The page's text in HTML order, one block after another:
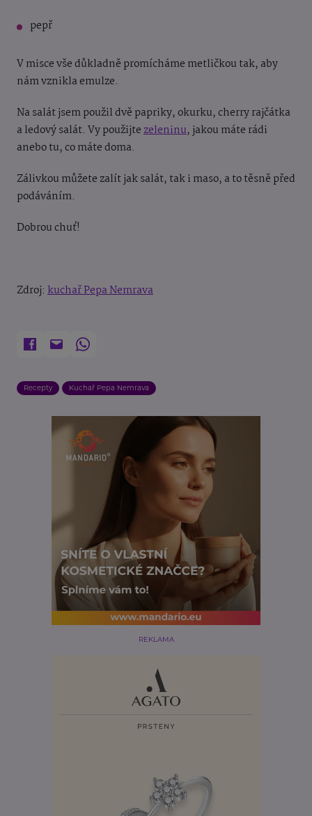
pepř
V misce vše důkladně promícháme metličkou tak, aby
nám vznikla emulze.
Na salát jsem použil dvě papriky, okurku, cherry rajčátka
a ledový salát. Vy použijtezeleninu, jakou máte rádi
anebo tu, co máte doma.
Zálivkou můžete zalít jak salát, tak i maso, a to těsně před
podáváním.
Dobrou chuť!
Zdroj: kuchař Pepa Nemrava
Recepty Kuchař Pepa Nemrava
REKLAMA